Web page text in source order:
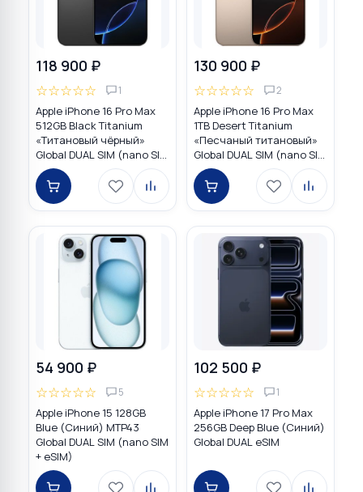
118 900 ₽
☆☆☆☆☆ 1
Apple iPhone 16 Pro Max
512GB Black Titanium
«Титановый чёрный»
Global DUAL SIM (nano SIM
+ eSIM)
130 900 ₽
☆☆☆☆☆ 2
Apple iPhone 16 Pro Max
1TB Desert Titanium
«Песчаный титановый»
Global DUAL SIM (nano SIM
+ eSIM)
54 900 ₽
☆☆☆☆☆ 5
Apple iPhone 15 128GB
Blue (Синий) MTP43
Global DUAL SIM (nano SIM
+ eSIM)
102 500 ₽
☆☆☆☆☆ 1
Apple iPhone 17 Pro Max
256GB Deep Blue (Синий)
Global DUAL eSIM